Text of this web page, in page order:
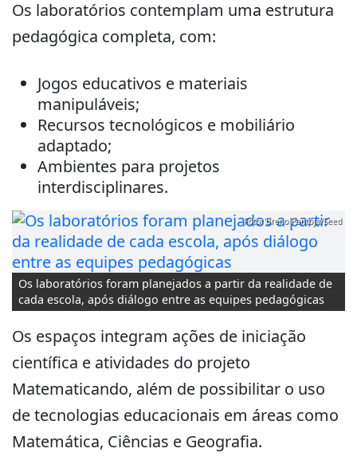
Os laboratórios contemplam uma estrutura
pedagógica completa, com:
Jogos educativos e materiais
manipuláveis;
Recursos tecnológicos e mobiliário
adaptado;
Ambientes para projetos
interdisciplinares.
Os laboratórios foram planejados a partir da realidade de
cada escola, após diálogo entre as equipes pedagógicas
Foto: Breno Pantoja/Seed
Os espaços integram ações de iniciação
científica e atividades do projeto
Matematicando, além de possibilitar o uso
de tecnologias educacionais em áreas como
Matemática, Ciências e Geografia.